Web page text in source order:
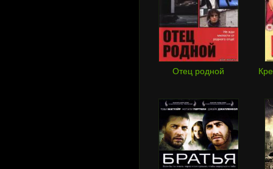
Отец родной